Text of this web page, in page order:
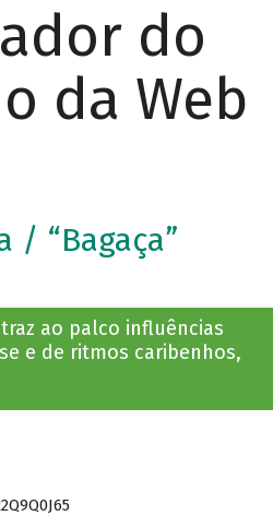
do
da Web
/ “Bagaça”
ao palco influências
e de ritmos caribenhos,